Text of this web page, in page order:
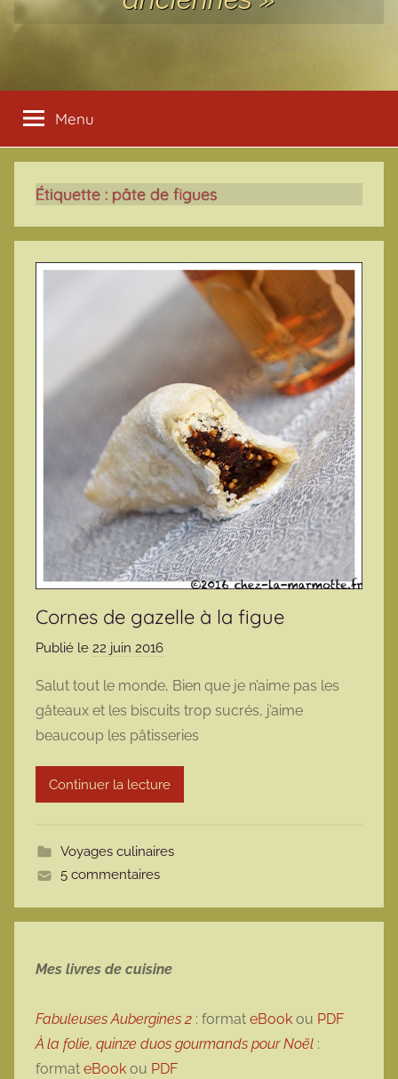
Menu
Étiquette : pâte de figues
Cornes de gazelle à la figue
Publié le 22 juin 2016
r
m
a
r
m
t
Salut tout le monde, Bien que je n’aime pas les
gâteaux et les biscuits trop sucrés, j’aime
beaucoup les pâtisseries
Continuer la lecture
Voyages culinaires
5 commentaires
Mes livres de cuisine
Fabuleuses Aubergines 2 : format eBook ou PDF
À la folie, quinze duos gourmands pour Noël :
format eBook ou PDF